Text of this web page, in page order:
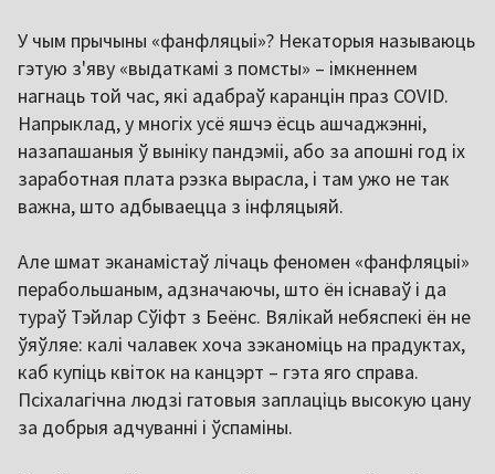
У чым прычыны «фанфляцыі»? Некаторыя называюць
гэтую з'яву «выдаткамі з помсты» – імкненнем
нагнаць той час, які адабраў каранцін праз COVID.
Напрыклад, у многіх усё яшчэ ёсць ашчаджэнні,
назапашаныя ў выніку пандэміі, або за апошні год іх
заработная плата рэзка вырасла, і там ужо не так
важна, што адбываецца з інфляцыяй.
Але шмат эканамістаў лічаць феномен «фанфляцыі»
перабольшаным, адзначаючы, што ён існаваў і да
тураў Тэйлар Сўіфт з Беёнс. Вялікай небяспекі ён не
ўяўляе: калі чалавек хоча зэканоміць на прадуктах,
каб купіць квіток на канцэрт – гэта яго справа.
Псіхалагічна людзі гатовыя заплаціць высокую цану
за добрыя адчуванні і ўспаміны.